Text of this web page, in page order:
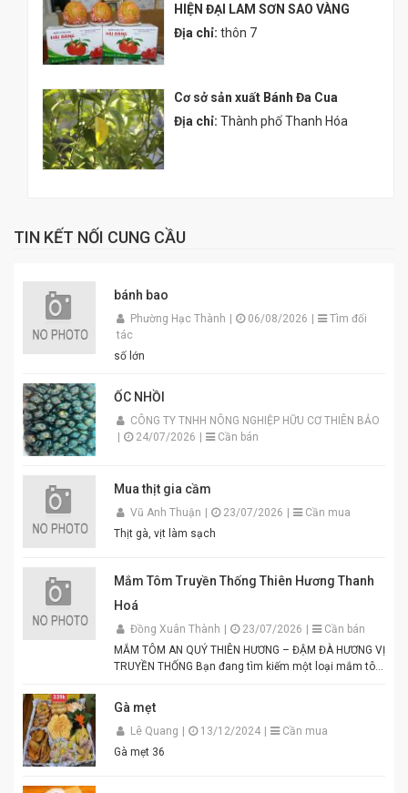
HIỆN ĐẠI LAM SƠN SAO VÀNG
Địa chỉ: thôn 7
Cơ sở sản xuất Bánh Đa Cua
Địa chỉ: Thành phố Thanh Hóa
TIN KẾT NỐI CUNG CẦU
bánh bao
Phường Hạc Thành 06/08/2026
Tìm đối
tác
số lớn
ỐC NHỒI
CÔNG TY TNHH NÔNG NGHIỆP HỮU CƠ THIÊN BẢO
24/07/2026 Cần bán
Mua thịt gia cầm
Vũ Anh Thuận 23/07/2026
Cần mua
Thịt gà, vịt làm sạch
Mắm Tôm Truyền Thống Thiên Hương Thanh
Hoá
Đồng Xuân Thành 23/07/2026
Cần bán
MẮM TÔM AN QUÝ THIÊN HƯƠNG – ĐẬM ĐÀ HƯƠNG VỊ
TRUYỀN THỐNG Bạn đang tìm kiếm một loại mắm tôm
Mắm tôm An Quý Thiên Hương chính là lựa chọn hoàn
hảo cho mọi gia đình Việt. Được sản xuất từ tôm tươi
tuyển chọn theo quy trình lên men truyền thống. Màu
tím đặc trưng, hương thơm tự nhiên, vị đậm đà hài
Gà mẹt
Lê Quang 13/12/2024
Cần mua
Gà mẹt 36